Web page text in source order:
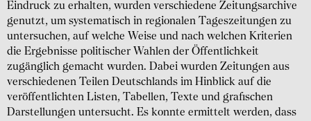
Eindruck zu erhalten, wurden verschiedene Zeitungsarchive
genutzt, um systematisch in regionalen Tageszeitungen zu
untersuchen, auf welche Weise und nach welchen Kriterien
die Ergebnisse politischer Wahlen der Öffentlichkeit
zugänglich gemacht wurden. Dabei wurden Zeitungen aus
verschiedenen Teilen Deutschlands im Hinblick auf die
veröffentlichten Listen, Tabellen, Texte und grafischen
Darstellungen untersucht. Es konnte ermittelt werden, dass